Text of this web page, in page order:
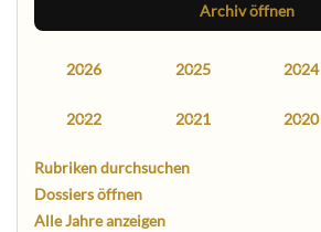
Archiv öffnen
2026 2025 2024
2022 2021 2020
Rubriken durchsuchen
Dossiers öffnen
Alle Jahre anzeigen